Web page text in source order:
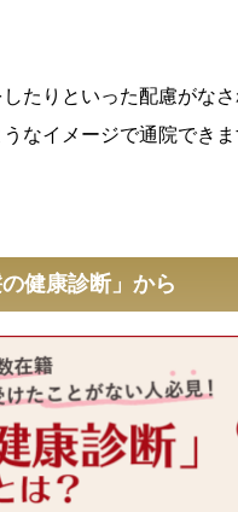
たりといった配慮がな
なイメージで通院できま
健康診断」から